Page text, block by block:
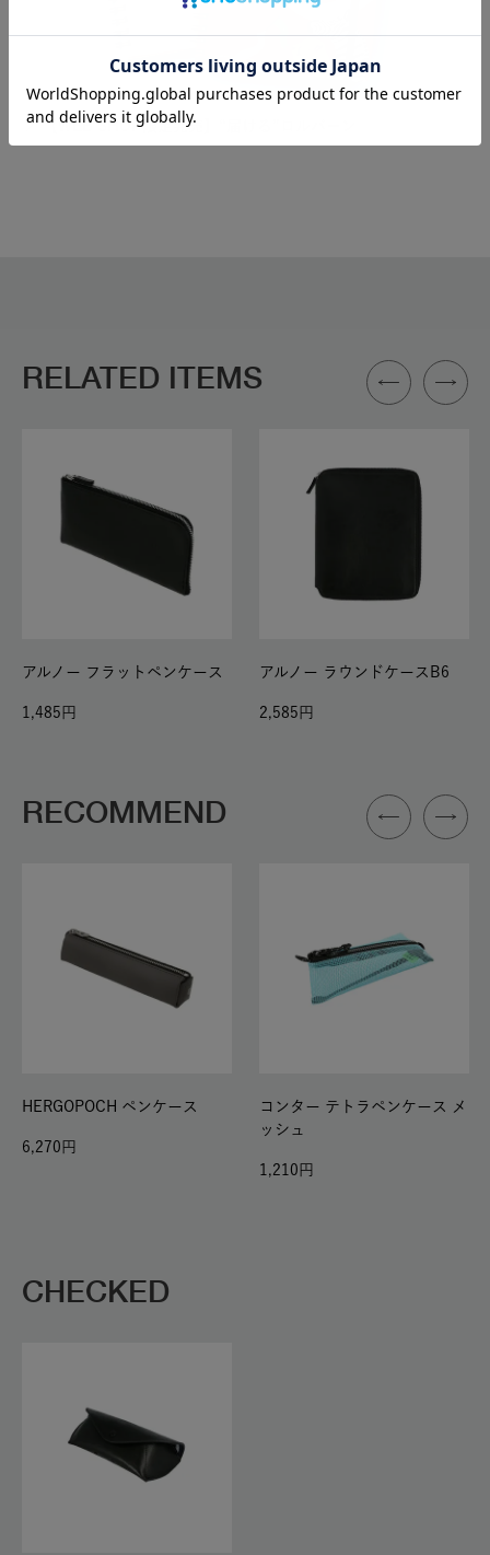
【WEB SHOP限定発売】“届ける”ロルバーン
RELATED ITEMS
アルノー フラットペンケース
1,485
アルノー ラウンドケースB6
2,585
RECOMMEND
HERGOPOCH ペンケース
6,270
コンター テトラペンケース メ
ッシュ
1,210
CHECKED